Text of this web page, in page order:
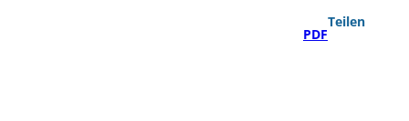
PDF
Teilen